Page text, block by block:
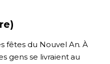
fêtes du Nouvel An. À
gens se livraient au